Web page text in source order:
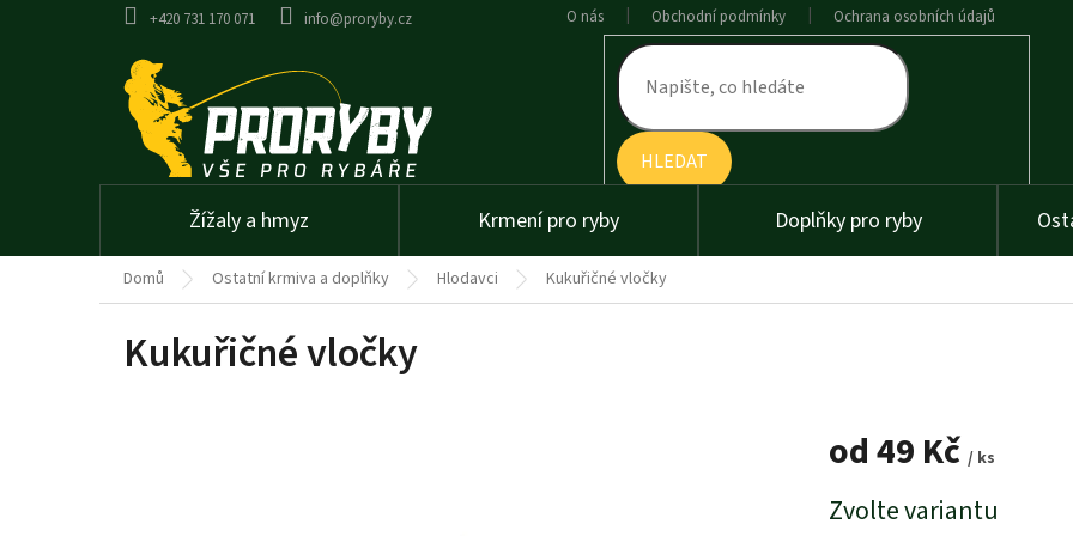
+420 731 170 071 info@proryby.cz O nás Obchodní podmínky Ochrana osobních údajů
HLEDAT
Žížaly a hmyz Krmení pro ryby Doplňky pro ryby
Domů Ostatní krmiva a doplňky Hlodavci Kukuřičné vločky
Kukuřičné vločky
od49 Kč / ks
Měrná
cena:
Zvolte variantu